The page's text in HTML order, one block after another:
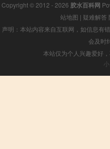
Copyright © 2012 - 2026 胶水百科网
站地图 | 疑难解答
声明：本站内容来自互联网，如信息有
会及时
本站仅为个人兴趣爱好